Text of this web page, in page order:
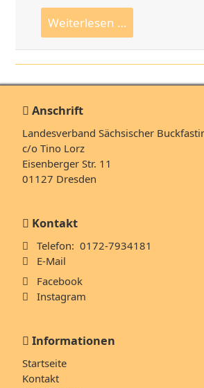
Weiterlesen …
Rolf
des
und
Anschrift
Landesverband Sächsischer
c/o Tino Lorz
Eisenberger Str. 11
01127 Dresden
Kontakt
Telefon: 0172-7934181
E-Mail
Facebook
Instagram
Informationen
Navigation
überspringen
Startseite
Kontakt